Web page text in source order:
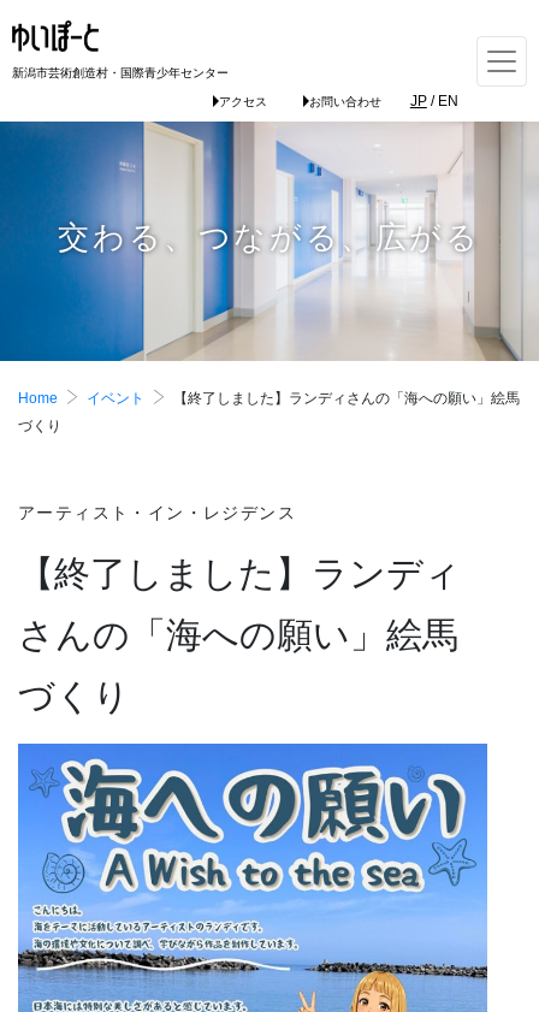
交わる、つながる、広がる
新潟市芸術創造村・国際青少年センター
アクセス お問い合わせ JP/ EN
Home イベント
【終了しました】ランディさんの「海への願い」絵馬
づくり
アーティスト・イン・レジデンス
【終了しました】ランディ
さんの「海への願い」絵馬
づくり